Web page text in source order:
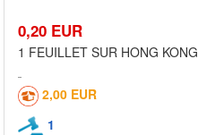
0,20 EUR
1 FEUILLET SUR HONG KONG
2,00 EUR
1